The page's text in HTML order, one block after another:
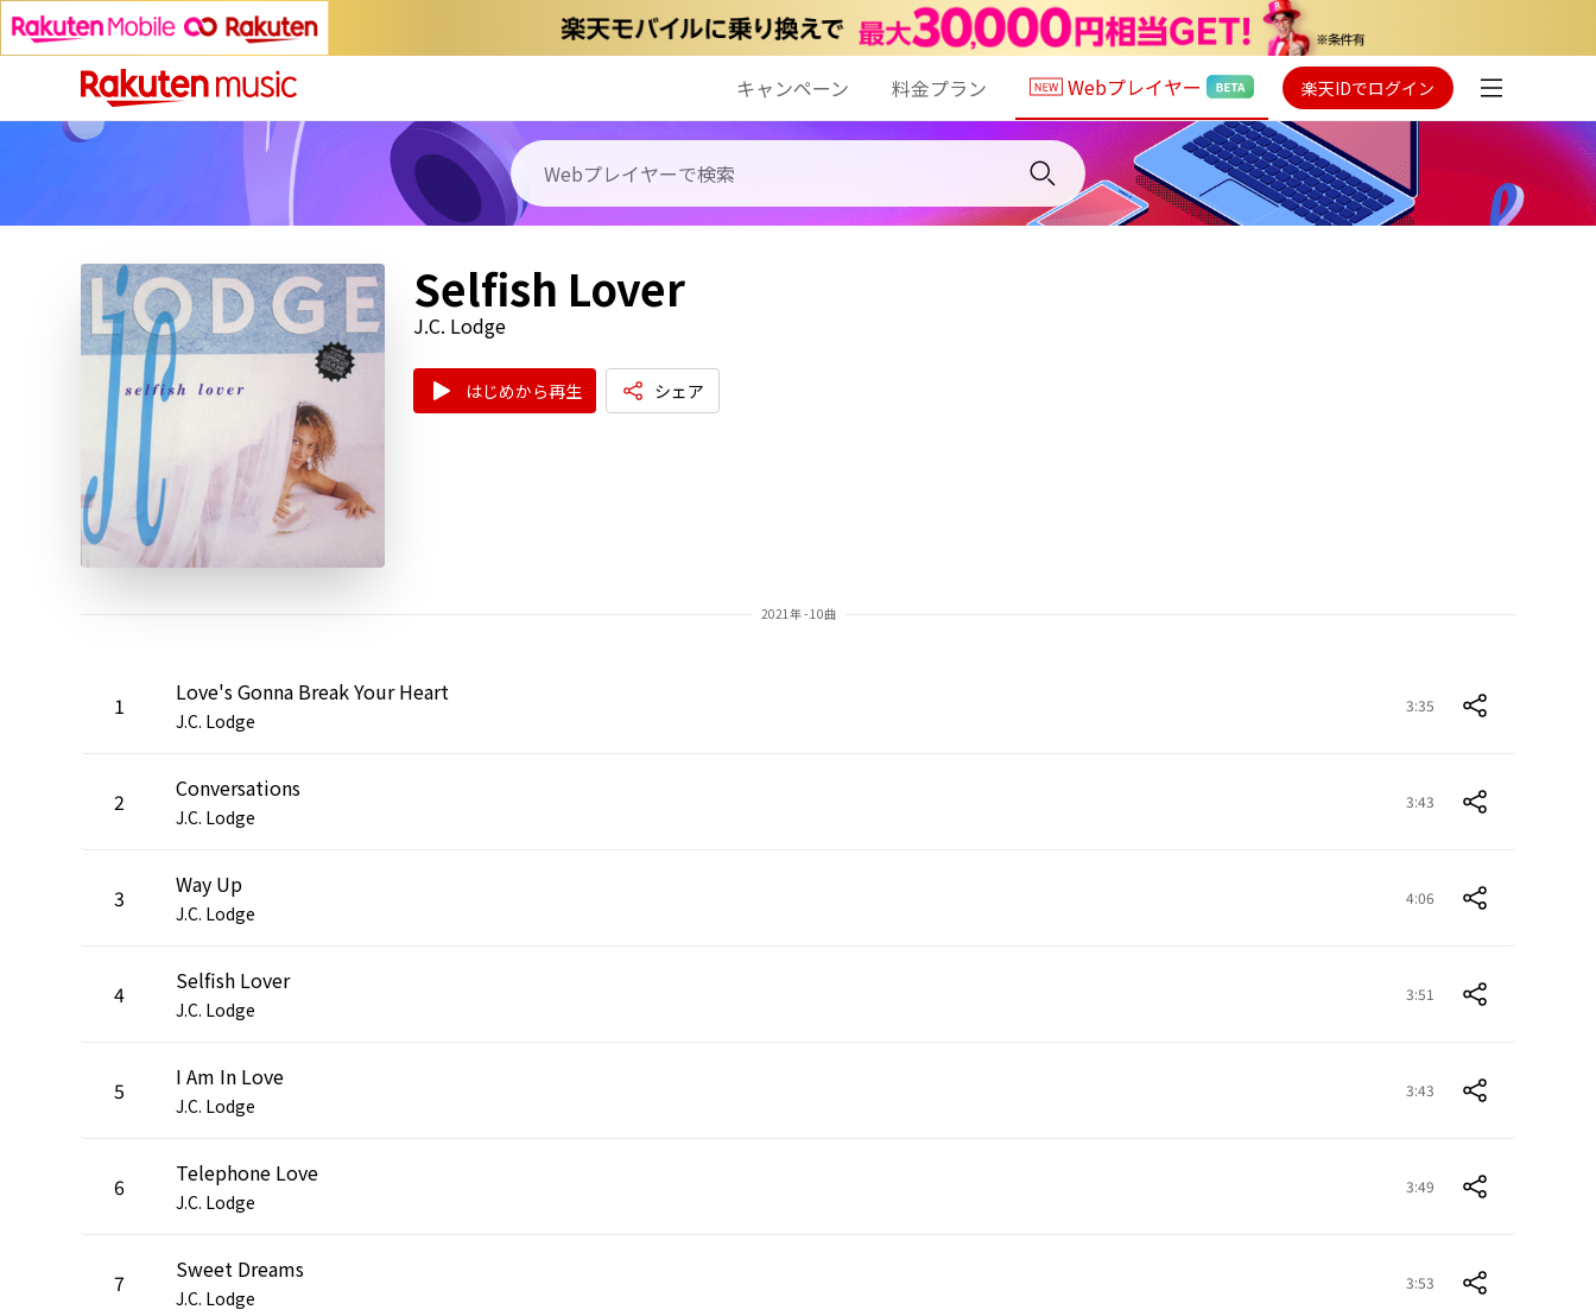
キャンペーン 料金プラン Webプレイヤー 楽天IDでログイン
Selfish Lover
J.C. Lodge
はじめから再生 シェア
2021年 - 10曲
1 Love's Gonna Break Your Heart
J.C. Lodge
3:35
2 Conversations
J.C. Lodge
3:43
3 Way Up
J.C. Lodge
4:06
4 Selfish Lover
J.C. Lodge
3:51
5 I Am In Love
J.C. Lodge
3:43
6 Telephone Love
J.C. Lodge
3:49
7 Sweet Dreams
J.C. Lodge
3:53